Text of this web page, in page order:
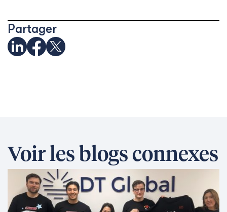
Partager
Voir les blogs connexes